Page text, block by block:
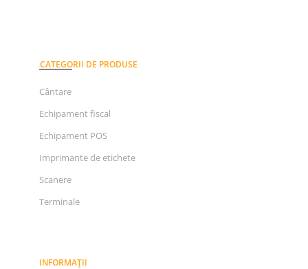
CATEGORII DE PRODUSE
Cântare
Echipament fiscal
Echipament POS
Imprimante de etichete
Scanere
Terminale
INFORMAȚII